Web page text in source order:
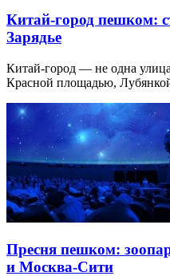
Китай-город пешком:
Зарядье
Китай-город — не одна
Красной площадью,
Пресня пешком:
и Москва-Сити